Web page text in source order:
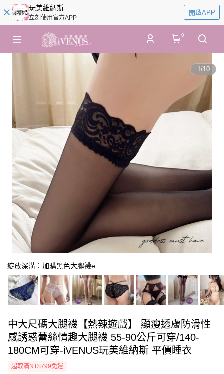
玩美維納斯
立刻使用官方APP
開啟APP
0
1/10
綻放深溝：加購黑色大腿襪e
中大尺碼大腿襪【熱辣遊戲】 顯瘦透膚防滑性
感誘惑蕾絲情趣大腿襪 55-90公斤可穿/140-
180CM可穿-iVENUS玩美維納斯 平價睡衣
超取滿NT$799免運